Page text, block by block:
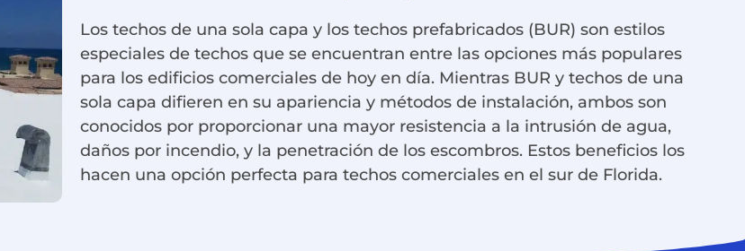
Los techos de una sola capa y los techos prefabricados (BUR) son estilos
especiales de techos que se encuentran entre las opciones más populares
para los edificios comerciales de hoy en día. Mientras BUR y techos de una
sola capa difieren en su apariencia y métodos de instalación, ambos son
conocidos por proporcionar una mayor resistencia a la intrusión de agua,
daños por incendio, y la penetración de los escombros. Estos beneficios los
hacen una opción perfecta para techos comerciales en el sur de Florida.